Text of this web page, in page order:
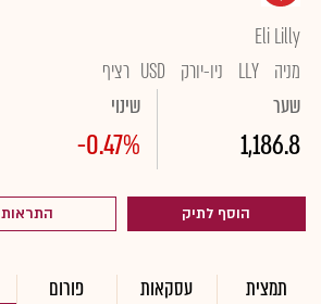
Eli Lilly
מניה LLY ניו-יורק USD רציף
שער
1,186.8
שינוי
-0.47%
הוסף לתיק התראות
תמצית עסקאות פורום